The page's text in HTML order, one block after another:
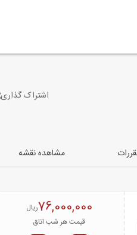
اشتراک گذاری
مشاهده نقشه
76,000,000ریال
قیمت هر شب اتاق